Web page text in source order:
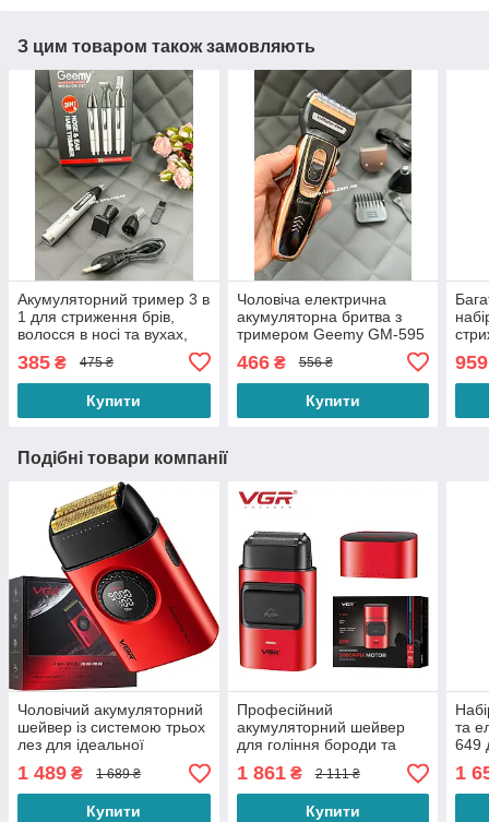
З цим товаром також замовляють
Акумуляторний тример 3 в
1 для стриження брів,
волосся в носі та вухах,
GM-3107
385 ₴ 475 ₴
Купити
Чоловіча електрична
акумуляторна бритва з
тримером Geemy GM-595
для бороди носа та вух 3
в 1
466₴ 556 ₴
Купити
959
Подібні товари компанії
Чоловічий акумуляторний
шейвер із системою трьох
лез для ідеальної
гладкості VGR V-378 для
бороди та вусів Red
1 489 ₴ 1 689 ₴
Купити
Професійний
акумуляторний шейвер
для гоління бороди та
вусів VGR V-307 шейвер
для ідеальної гладкості
Red
1 861₴ 2 111 ₴
Купити
та
649
1